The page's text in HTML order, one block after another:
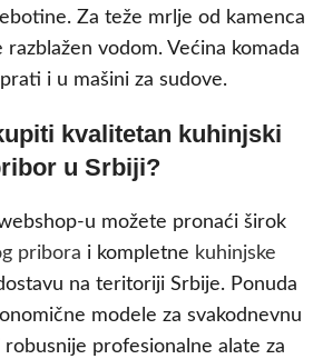
Za teže mrlje od kamenca
vodom. Većina komada
i u mašini za sudove.
kvalitetan kuhinjski
u Srbiji?
u možete pronaći širok
pribora i kompletne kuhinjske
na teritoriji Srbije. Ponuda
modele za svakodnevnu
profesionalne alate za